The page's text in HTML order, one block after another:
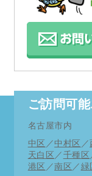
お支払い方法
した。
がお受けでき
詳しくはお電
ご訪問可
名古屋市内
中区 ／中村区 ／
天白区 ／ 千種区
港区 ／南区 ／ 緑